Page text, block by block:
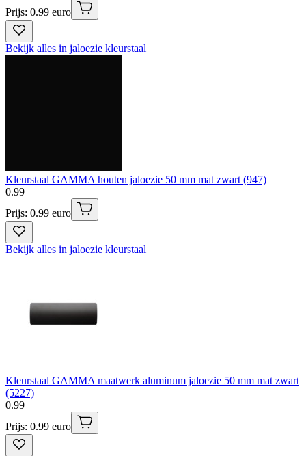
Prijs: 0.99 euro
Bekijk alles in jaloezie kleurstaal
Kleurstaal GAMMA houten jaloezie 50 mm mat zwart (947)
0.99
Prijs: 0.99 euro
Bekijk alles in jaloezie kleurstaal
Kleurstaal GAMMA maatwerk aluminum jaloezie 50 mm mat zwart
(5227)
0.99
Prijs: 0.99 euro